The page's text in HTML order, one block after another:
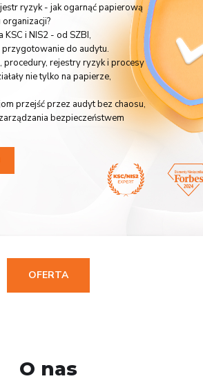
ryzyk - jak ogarnąć papierową
i NIS2 - od SZBI,
do audytu.
procedury, rejestry ryzyk i procesy
nie tylko na papierze,
przejść przez audyt bez chaosu,
bezpieczeństwem
OFERTA
O nas